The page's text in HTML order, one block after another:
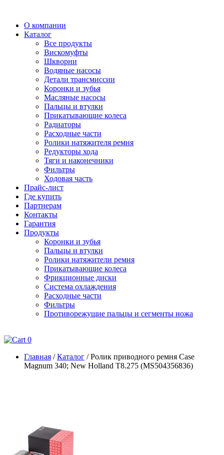
О компании
Каталог
Все продукты
Вискомуфты
Шкворни
Водяные насосы
Детали трансмиссии
Коронки и зубья
Масляные насосы
Пальцы и втулки
Прикатывающие колеса
Радиаторы
Расходные части
Ролики натяжителя ремня
Редукторы хода
Тяги и наконечники
Фильтры
Ходовая часть
Прайс-лист
Где купить
Партнерам
Контакты
Гарантия
Продукты
Коронки и зубья
Пальцы и втулки
Ролики натяжители ремня
Прикатывающие колеса
Фрикционные диски
Система охлаждения
Расходные части
Фильтры
Противорежущие пальцы и сегменты ножа
0
Главная /Каталог /Ролик приводного ремня Case
Magnum 340; New Holland T8.275 (MS504356836)